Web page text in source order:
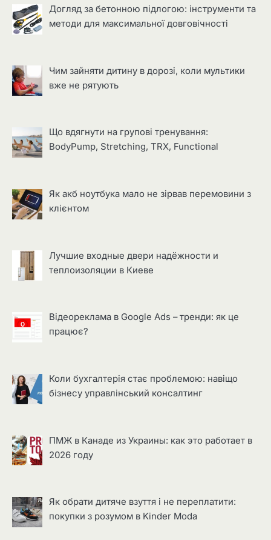
Догляд за бетонною підлогою: інструменти та
методи для максимальної довговічності
Чим зайняти дитину в дорозі, коли мультики
вже не рятують
Що вдягнути на групові тренування:
BodyPump, Stretching, TRX, Functional
Як акб ноутбука мало не зірвав перемовини з
клієнтом
Лучшие входные двери надёжности и
теплоизоляции в Киеве
Відеореклама в Google Ads – тренди: як це
працює?
Коли бухгалтерія стає проблемою: навіщо
бізнесу управлінський консалтинг
ПМЖ в Канаде из Украины: как это работает в
2026 году
Як обрати дитяче взуття і не переплатити:
покупки з розумом в Kinder Moda